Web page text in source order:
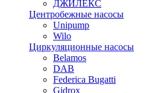
ДЖИЛЕКС
Центробежные насосы
Unipump
Wilo
Циркуляционные насосы
Belamos
DAB
Federica Bugatti
Gidrox